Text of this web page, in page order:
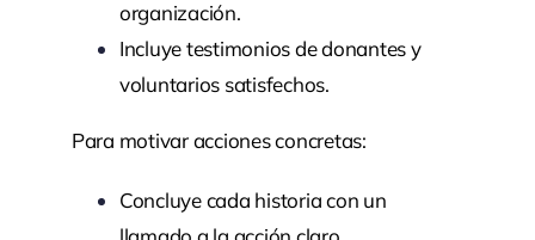
organización.
Incluye testimonios de donantes y
voluntarios satisfechos.
Para motivar acciones concretas:
Concluye cada historia con un